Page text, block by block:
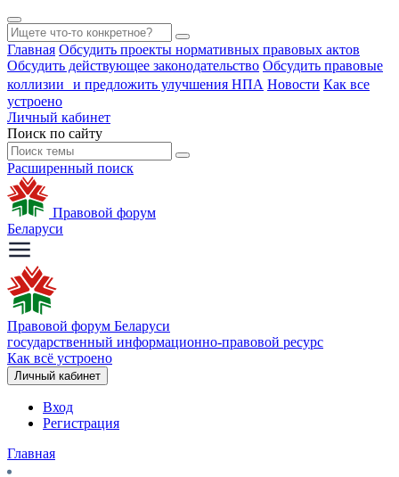
Главная Обсудить проекты нормативных правовых актов
Обсудить действующее законодательство Обсудить правовые
коллизии и предложить улучшения НПА Новости Как все
устроено
Личный кабинет
Поиск по сайту
Расширенный поиск
Правовой форум
Беларуси
Правовой форум Беларуси
государственный информационно-правовой ресурс
Как всё устроено
Личный кабинет
Вход
Регистрация
Главная